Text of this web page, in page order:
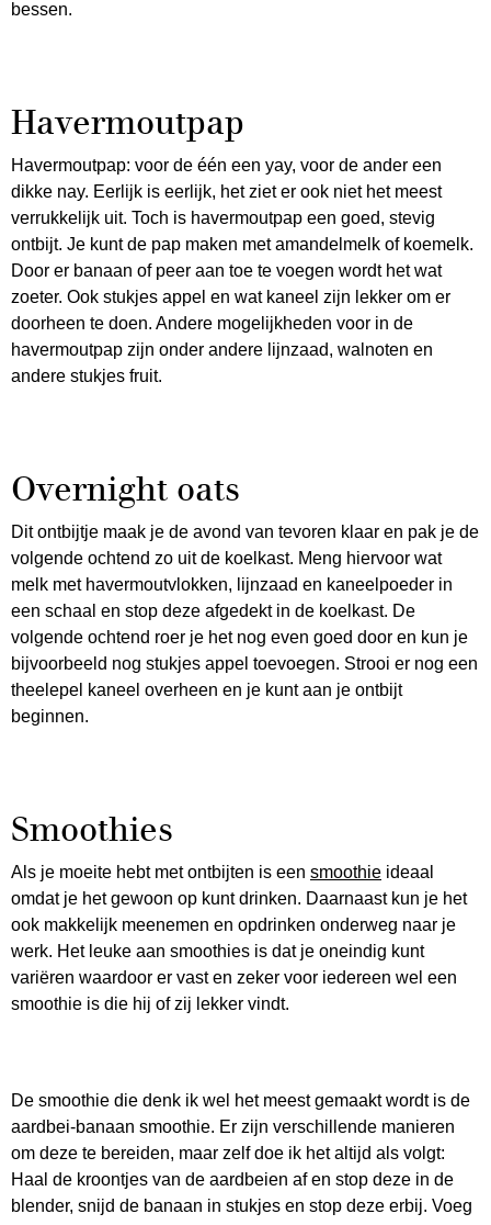
bessen.
Havermoutpap
Havermoutpap: voor de één een yay, voor de ander een
dikke nay. Eerlijk is eerlijk, het ziet er ook niet het meest
verrukkelijk uit. Toch is havermoutpap een goed, stevig
ontbijt. Je kunt de pap maken met amandelmelk of koemelk.
Door er banaan of peer aan toe te voegen wordt het wat
zoeter. Ook stukjes appel en wat kaneel zijn lekker om er
doorheen te doen. Andere mogelijkheden voor in de
havermoutpap zijn onder andere lijnzaad, walnoten en
andere stukjes fruit.
Overnight oats
Dit ontbijtje maak je de avond van tevoren klaar en pak je de
volgende ochtend zo uit de koelkast. Meng hiervoor wat
melk met havermoutvlokken, lijnzaad en kaneelpoeder in
een schaal en stop deze afgedekt in de koelkast. De
volgende ochtend roer je het nog even goed door en kun je
bijvoorbeeld nog stukjes appel toevoegen. Strooi er nog een
theelepel kaneel overheen en je kunt aan je ontbijt
beginnen.
Smoothies
Als je moeite hebt met ontbijten is een smoothie ideaal
omdat je het gewoon op kunt drinken. Daarnaast kun je het
ook makkelijk meenemen en opdrinken onderweg naar je
werk. Het leuke aan smoothies is dat je oneindig kunt
variëren waardoor er vast en zeker voor iedereen wel een
smoothie is die hij of zij lekker vindt.
De smoothie die denk ik wel het meest gemaakt wordt is de
aardbei-banaan smoothie. Er zijn verschillende manieren
om deze te bereiden, maar zelf doe ik het altijd als volgt:
Haal de kroontjes van de aardbeien af en stop deze in de
blender, snijd de banaan in stukjes en stop deze erbij. Voeg